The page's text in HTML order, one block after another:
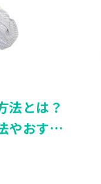
法とは？
やおすす